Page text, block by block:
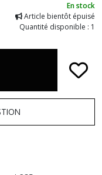
En stock
Article bientôt épuisé
Quantité disponible : 1